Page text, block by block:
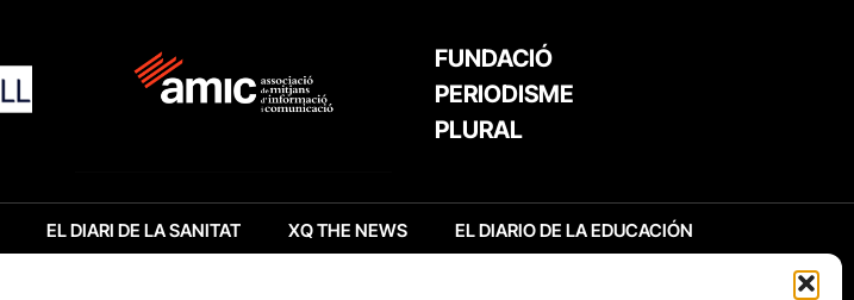
FUNDACIÓ
PERIODISME
PLURAL
EL DIARI DE LA SANITAT XQ THE NEWS EL DIARIO DE LA EDUCACIÓN